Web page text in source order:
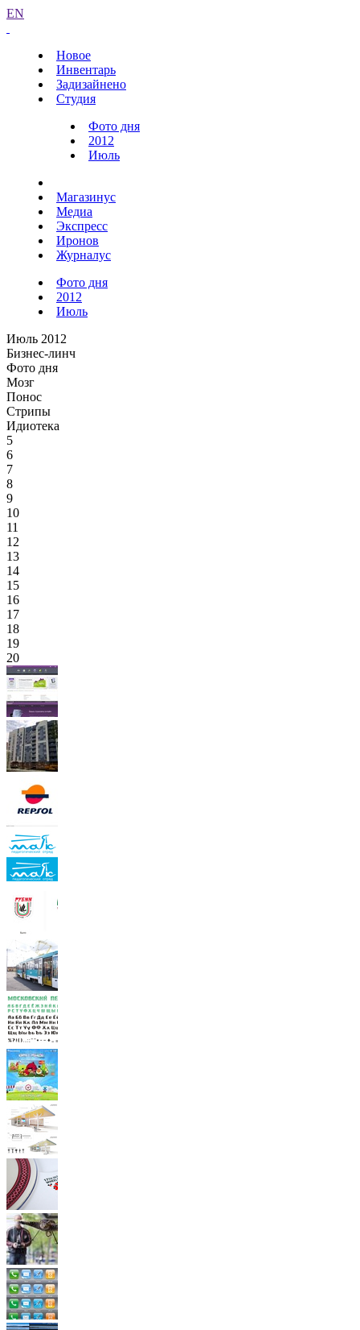
EN
Новое
Инвентарь
Задизайнено
Студия
Фото дня
2012
Июль
Магазинус
Медиа
Экспресс
Иронов
Журналус
Фото дня
2012
Июль
Июль 2012
Бизнес-линч
Фото дня
Мозг
Понос
Стрипы
Идиотека
5
6
7
8
9
10
11
12
13
14
15
16
17
18
19
20